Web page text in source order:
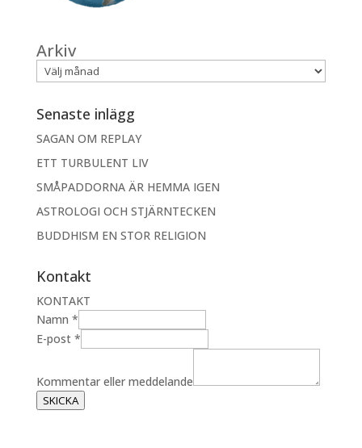
Arkiv
Senaste inlägg
SAGAN OM REPLAY
ETT TURBULENT LIV
SMÅPADDORNA ÄR HEMMA IGEN
ASTROLOGI OCH STJÄRNTECKEN
BUDDHISM EN STOR RELIGION
Kontakt
KONTAKT
Namn *
K
m
m
e
E-post *
Kommentar eller meddelande
SKICKA